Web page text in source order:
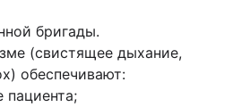
бригады.
(свистящее дыхание,
обеспечивают:
пациента;